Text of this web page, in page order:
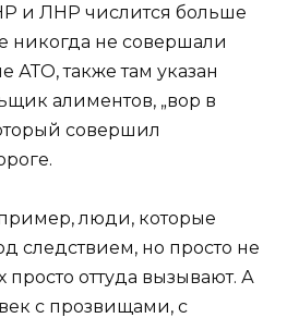
и ЛНР числится больше
никогда не совершали
АТО, также там указан
алиментов, „вор в
совершил
люди, которые
следствием, но просто не
просто оттуда вызывают. А
с прозвищами, с